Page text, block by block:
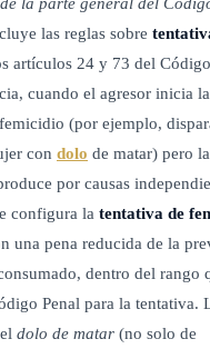
de sus funciones, estén
de violencia contra las
o a resolverlas, deberán
tanto los procedimientos
las mujeres afectadas; de lo
de incumplimiento de
las reglas sobre
artículos 24 y 73 del
cuando el agresor inicia la
(por ejemplo,
con dolo de matar) pero la
por causas
configura la tentativa de
una pena reducida de la
dentro del rango
Penal para la tentativa.
dolo de matar (no solo de